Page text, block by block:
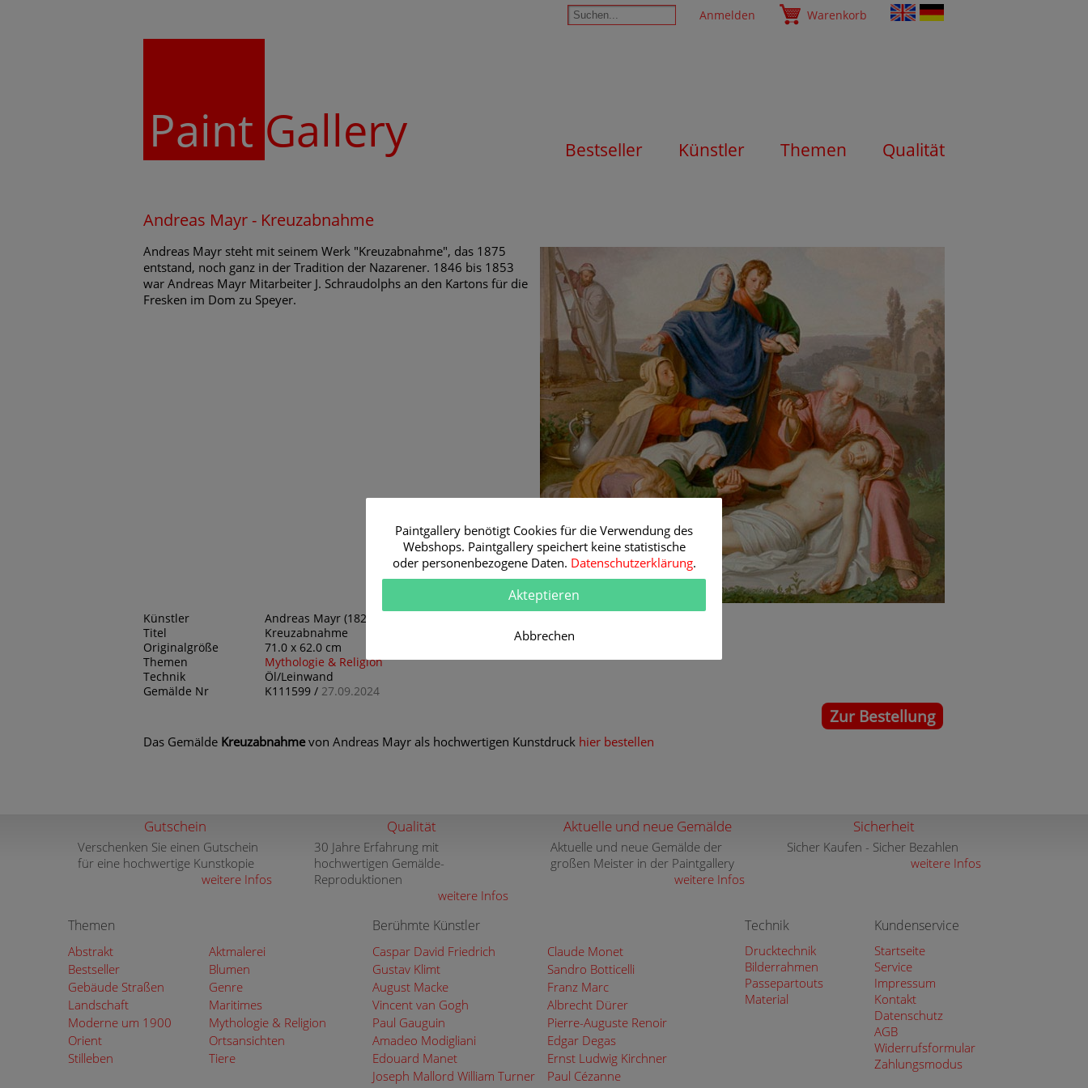
Anmelden Warenkorb
Paint Gallery Bestseller Künstler Themen Qualität
Andreas Mayr - Kreuzabnahme
Andreas Mayr steht mit seinem Werk "Kreuzabnahme", das 1875
entstand, noch ganz in der Tradition der Nazarener. 1846 bis 1853
war Andreas Mayr Mitarbeiter J. Schraudolphs an den Kartons für die
Fresken im Dom zu Speyer.
Künstler
Andreas Mayr (1820 - 1893)
Titel
Kreuzabnahme
Originalgröße
71.0 x 62.0 cm
Themen
Mythologie & Religion
Technik
Öl/Leinwand
Gemälde Nr
K111599 / 27.09.2024
Zur Bestellung
Das Gemälde Kreuzabnahmevon Andreas Mayr als hochwertigen Kunstdruck hier bestellen
Gutschein
Verschenken Sie einen Gutschein
für eine hochwertige Kunstkopie
weitere Infos
Qualität
30 Jahre Erfahrung mit
hochwertigen Gemälde-
Reproduktionen
weitere Infos
Aktuelle und neue Gemälde
Aktuelle und neue Gemälde der
großen Meister in der Paintgallery
weitere Infos
Sicherheit
Sicher Kaufen - Sicher Bezahlen
weitere Infos
Themen
Abstrakt
Aktmalerei
Bestseller
Blumen
Gebäude Straßen
Genre
Landschaft
Maritimes
Moderne um 1900
Mythologie & Religion
Orient
Ortsansichten
Stilleben
Tiere
Berühmte Künstler
Caspar David Friedrich
Claude Monet
Gustav Klimt
Sandro Botticelli
August Macke
Franz Marc
Vincent van Gogh
Albrecht Dürer
Paul Gauguin
Pierre-Auguste Renoir
Amadeo Modigliani
Edgar Degas
Edouard Manet
Ernst Ludwig Kirchner
Joseph Mallord William Turner
Paul Cézanne
Technik
Drucktechnik
Bilderrahmen
Passepartouts
Material
Kundenservice
Startseite
Service
Impressum
Kontakt
Datenschutz
AGB
Widerrufsformular
Zahlungsmodus
Paintgallery benötigt Cookies für die Verwendung des
Webshops. Paintgallery speichert keine statistische
oder personenbezogene Daten. Datenschutzerklärung.
Akteptieren
Abbrechen